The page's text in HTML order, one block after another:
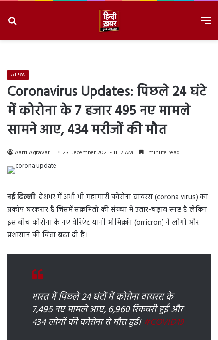
स्वास्थ्य
Coronavirus Updates: पिछले 24 घंटे
में कोरोना के 7 हजार 495 नए मामले
सामने आए, 434 मरीजों की मौत
Aarti Agravat 23 December 2021 - 11:17 AM 1 minute read
नई दिल्लीः देशभर में अभी भी महामारी कोरोना वायरस (corona virus) का
प्रकोप बरकरार है जिसमें संक्रमितों की संख्या में उतार-चढ़ाव स्पष्ट है लेकिन
इस बीच कोरोना के नए वेरिएंट यानी ओमिक्रॉन (omicron) ने लोगों और
प्रशासान की चिंता बढ़ा दी है।
भारत में पिछले 24 घंटों में कोरोना वायरस के
7,495 नए मामले आए, 6,960 रिकवरी हुईं और
434 लोगों की कोरोना से मौत हुई। #COVID19